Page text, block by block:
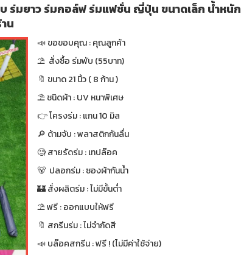
ร่มยาว ร่มกอล์ฟ ร่มแฟชั่น ญี่ปุ่น ขนาดเล็ก น้ำหนัก
น
📣 ขอขอบคุณ : คุณลูกค้า
⛱ สั่งซื้อ ร่มพับ (55บาท)
🔖 ขนาด 21 นิ้ว ( 8 ก้าน )
⛱ ชนิดผ้า : UV หนาพิเศษ
👉 โครงร่ม : แกน 10 มิล
🔎 ด้ามจับ : พลาสติกกันลื่น
🧐 สายรัดร่ม : เทปล๊อค
🐻 ปลอกร่ม : ซองผ้ากันน้ำ
🏰 สั่งผลิตร่ม : ไม่มีขั้นต่ำ
⛱ ฟรี : ออกแบบให้ฟรี
🔖 สกรีนร่ม : ไม่จำกัดสี
📣 บล๊อคสกรีน : ฟรี ! (ไม่มีค่าใช้จ่าย)